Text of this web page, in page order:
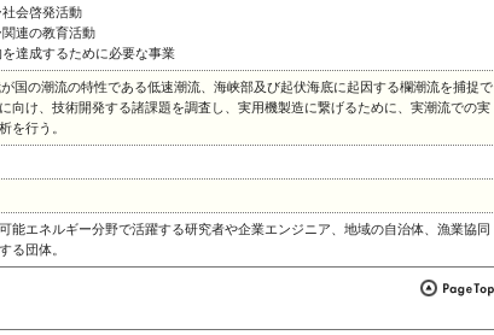
会啓発活動
連の教育活動
達成するために必要な事業
国の潮流の特性である低速潮流、海峡部及び起伏海底に起因する欄潮流を捕捉で
向け、技術開発する諸課題を調査し、実用機製造に繋げるために、実潮流での実
を行う。
能エネルギー分野で活躍する研究者や企業エンジニア、地域の自治体、漁業協同
る団体。